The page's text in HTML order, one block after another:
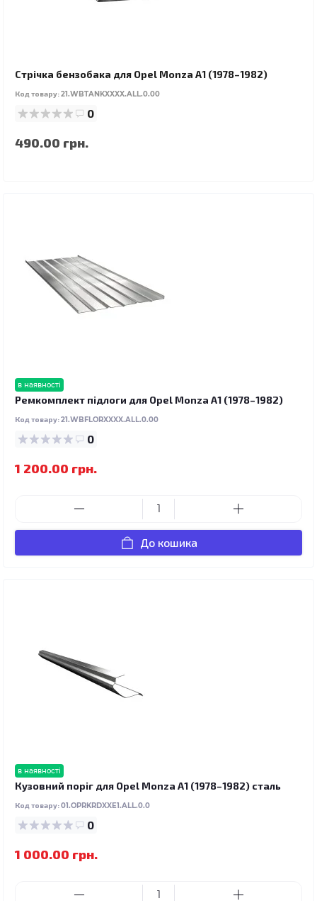
Стрічка бензобака для Opel Monza A1 (1978–1982)
Код товару:21.WBTANKXXXX.ALL.0.00
0
490.00 грн.
в наявності
Ремкомплект підлоги для Opel Monza A1 (1978–1982)
Код товару:21.WBFLORXXXX.ALL.0.00
0
1 200.00 грн.
До кошика
в наявності
Кузовний поріг для Opel Monza A1 (1978–1982) сталь
Код товару:01.OPRKRDXXE1.ALL.0.0
0
1 000.00 грн.